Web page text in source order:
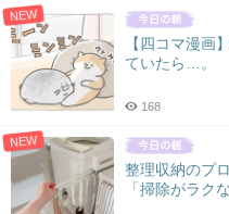
NEW
【四コマ漫画
ていたら…。
168
NEW
整理収納のプ
「掃除がラク